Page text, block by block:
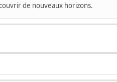
de nouveaux horizons.